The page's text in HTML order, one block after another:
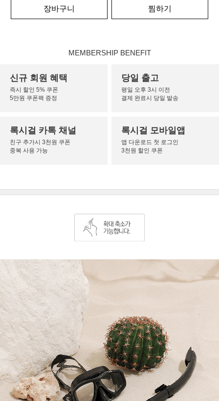
장바구니 찜하기
MEMBERSHIP BENEFIT
신규 회원 혜택
즉시 할인 5% 쿠폰
5만원 쿠폰팩 증정
당일 출고
평일 오후 3시 이전
결제 완료시 당일 발송
록시걸 카톡 채널
친구 추가시 3천원 쿠폰
중복 사용 가능
록시걸 모바일앱
앱 다운로드 첫 로그인
3천원 할인 쿠폰